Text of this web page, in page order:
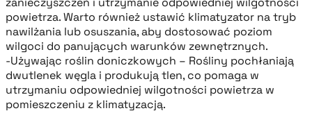
powietrza. Warto również ustawić klimatyzator na tryb
nawilżania lub osuszania, aby dostosować poziom
wilgoci do panujących warunków zewnętrznych.
-Używając roślin doniczkowych – Rośliny pochłaniają
dwutlenek węgla i produkują tlen, co pomaga w
utrzymaniu odpowiedniej wilgotności powietrza w
pomieszczeniu z klimatyzacją.